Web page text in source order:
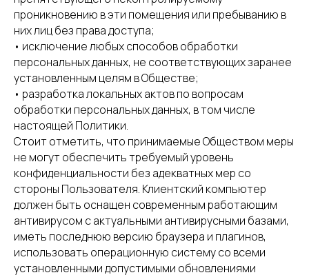
проникновению в эти помещения или пребыванию в
них лиц без права доступа;
• исключение любых способов обработки
персональных данных, не соответствующих заранее
установленным целям в Обществе;
• разработка локальных актов по вопросам
обработки персональных данных, в том числе
настоящей Политики.
Стоит отметить, что принимаемые Обществом меры
не могут обеспечить требуемый уровень
конфиденциальности без адекватных мер со
стороны Пользователя. Клиентский компьютер
должен быть оснащен современным работающим
антивирусом с актуальными антивирусными базами,
иметь последнюю версию браузера и плагинов,
использовать операционную систему со всеми
установленными допустимыми обновлениями
Я ознакомлен(-а) сПолитикой
конфиденциальностисайта и даю согласие на
обработку своих персональных данных. Я
согласие на передачу своих
персональных данныхв электронной форме по
открытым каналам связи общего пользования
«Интернет».
Отправить